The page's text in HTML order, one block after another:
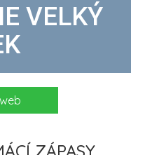
VELKÝ
ZÁPASY